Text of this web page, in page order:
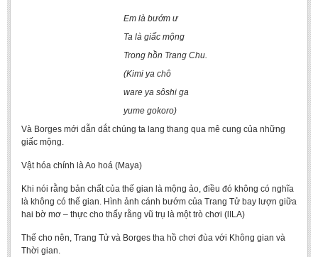
Em là bướm ư
Ta là giấc mộng
Trong hồn Trang Chu.
(Kimi ya chô
ware ya sôshi ga
yume gokoro)
Và Borges mới dẫn dắt chúng ta lang thang qua mê cung của những
giấc mộng.
Vật hóa chính là Ao hoá (Maya)
Khi nói rằng bản chất của thế gian là mộng ảo, điều đó không có nghĩa
là không có thế gian. Hình ảnh cánh bướm của Trang Tử bay lượn giữa
hai bờ mơ – thực cho thấy rằng vũ trụ là một trò chơi (lILA)
Thế cho nên, Trang Tử và Borges tha hồ chơi đùa với Không gian và
Thời gian.